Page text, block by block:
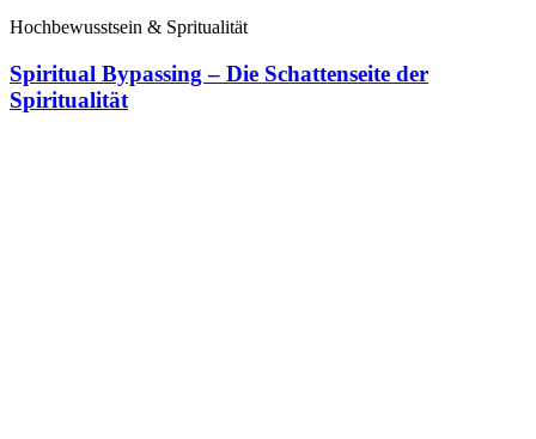
Hochbewusstsein & Spritualität
Spiritual Bypassing – Die Schattenseite der
Spiritualität